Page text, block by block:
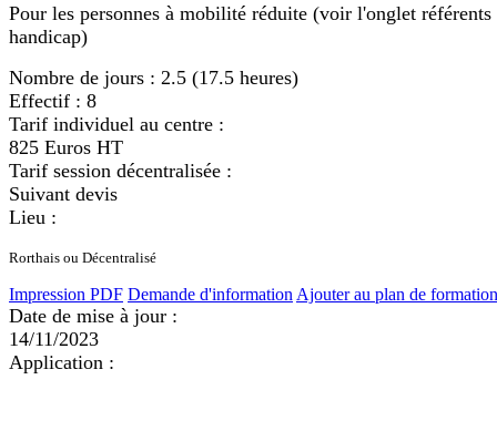
Pour les personnes à mobilité réduite (voir l'onglet référents
handicap)
Nombre de jours : 2.5 (17.5 heures)
Effectif : 8
Tarif individuel au centre :
825 Euros HT
Tarif session décentralisée :
Suivant devis
Lieu :
Rorthais ou Décentralisé
Impression PDF Demande d'information Ajouter au plan de formation
Date de mise à jour :
14/11/2023
Application :